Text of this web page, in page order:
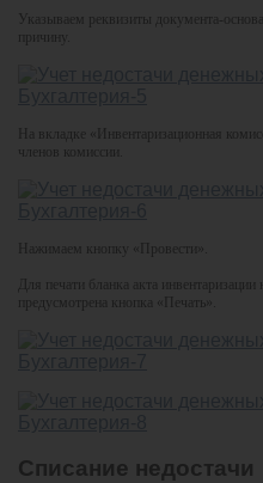
Указываем реквизиты документа-
причину.
На вкладке «Инвентаризационная
членов комиссии.
Нажимаем кнопку «Провести».
Для печати бланка акта
предусмотрена кнопка «Печать».
Списание недостачи